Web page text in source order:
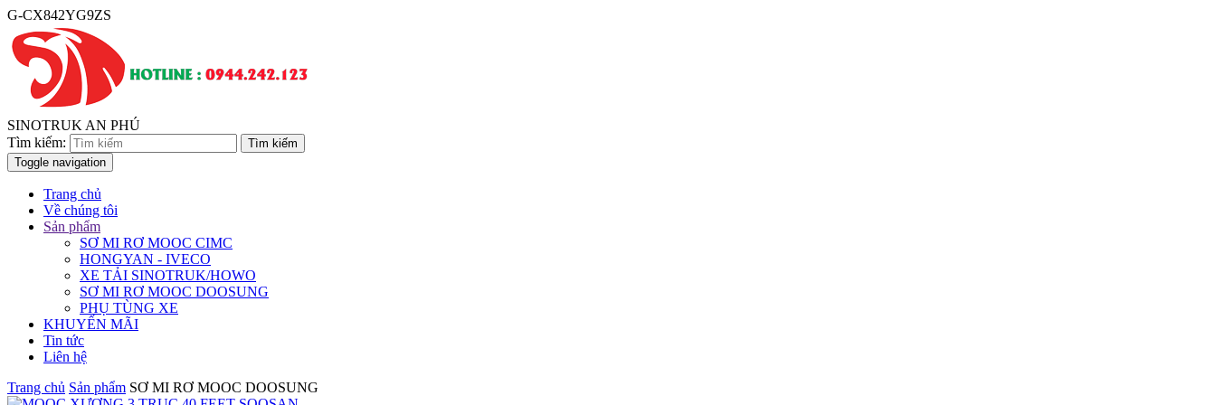
G-CX842YG9ZS
SINOTRUK AN PHÚ
Tìm kiếm:
Toggle navigation
Trang chủ
Về chúng tôi
Sản phẩm
SƠ MI RƠ MOOC CIMC
HONGYAN - IVECO
XE TẢI SINOTRUK/HOWO
SƠ MI RƠ MOOC DOOSUNG
PHỤ TÙNG XE
KHUYẾN MÃI
Tin tức
Liên hệ
Trang chủ Sản phẩm SƠ MI RƠ MOOC DOOSUNG